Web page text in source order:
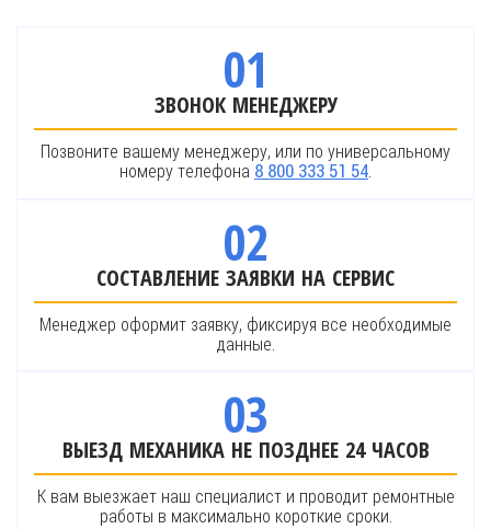
01
ЗВОНОК МЕНЕДЖЕРУ
Позвоните вашему менеджеру, или по универсальному
номеру телефона 8 800 333 51 54
02
СОСТАВЛЕНИЕ ЗАЯВКИ НА СЕРВИС
Менеджер оформит заявку, фиксируя все необходимые
данные.
03
ВЫЕЗД МЕХАНИКА НЕ ПОЗДНЕЕ 24 ЧАСОВ
К вам выезжает наш специалист и проводит ремонтные
работы в максимально короткие сроки.